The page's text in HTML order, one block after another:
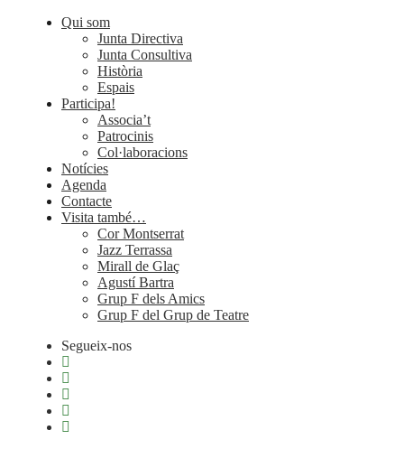
Qui som
Junta Directiva
Junta Consultiva
Història
Espais
Participa!
Associa’t
Patrocinis
Col·laboracions
Notícies
Agenda
Contacte
Visita també…
Cor Montserrat
Jazz Terrassa
Mirall de Glaç
Agustí Bartra
Grup F dels Amics
Grup F del Grup de Teatre
Segueix-nos